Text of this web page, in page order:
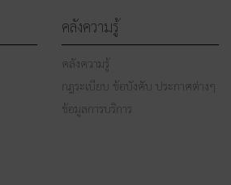
คลังความรู้
คลังความรู้
กฎระเบียบ ข้อบังคับ ประกาศต่างๆ
ข้อมูลการบริการ